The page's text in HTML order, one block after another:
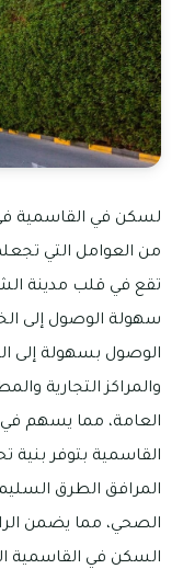
لسكن في القاسمية في
من العوامل التي
تقع في قلب مدينة
سهولة الوصول إلى
الوصول بسهولة إلى
والمراكز التجارية
العامة، مما يسهم في
القاسمية بتوفر
المرافق الطرق
الصحي، مما يضمن
السكن في القاسمية